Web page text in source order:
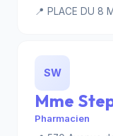
📍 PLACE DU 8
SW
Mme
Pharmacien